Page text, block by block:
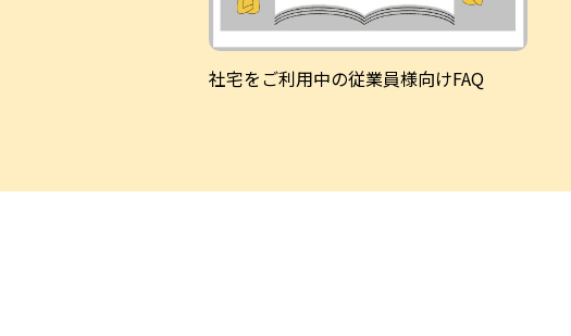
社宅をご利用中の従業員様向けFAQ